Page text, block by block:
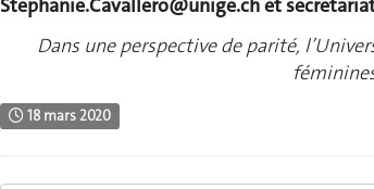
Dans une perspective de parité,
18 mars 2020